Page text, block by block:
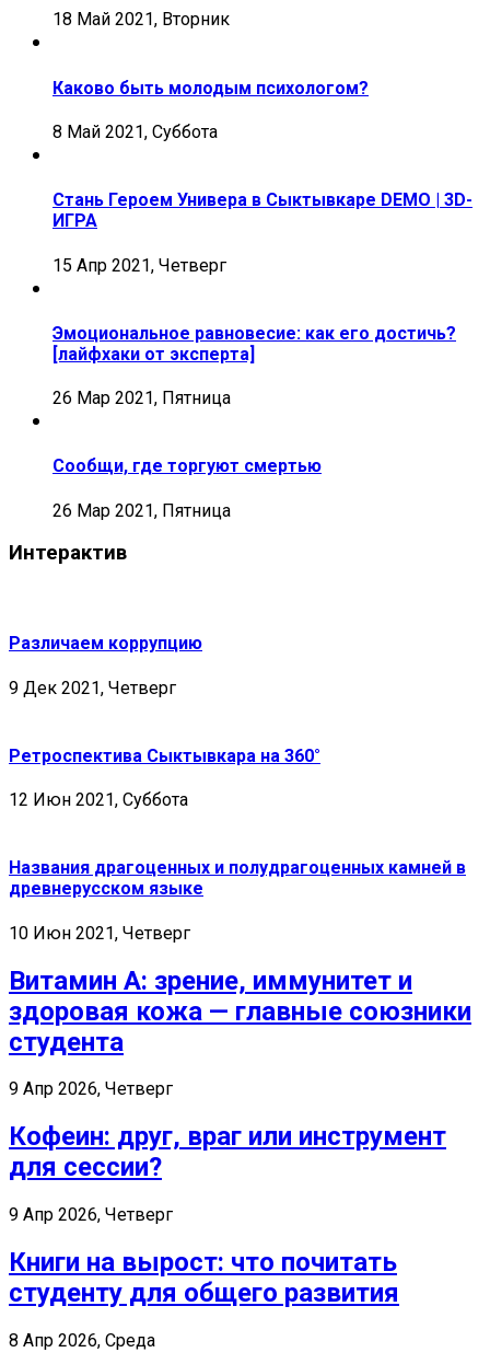
18 Май 2021, Вторник
Каково быть молодым психологом?
8 Май 2021, Суббота
Стань Героем Универа в Сыктывкаре DEMO | 3D-
ИГРА
15 Апр 2021, Четверг
Эмоциональное равновесие: как его достичь?
[лайфхаки от эксперта]
26 Мар 2021, Пятница
Сообщи, где торгуют смертью
26 Мар 2021, Пятница
Интерактив
Различаем коррупцию
9 Дек 2021, Четверг
Ретроспектива Сыктывкара на 360°
12 Июн 2021, Суббота
Названия драгоценных и полудрагоценных камней в
древнерусском языке
10 Июн 2021, Четверг
Витамин А: зрение, иммунитет и
здоровая кожа — главные союзники
студента
9 Апр 2026, Четверг
Кофеин: друг, враг или инструмент
для сессии?
9 Апр 2026, Четверг
Книги на вырост: что почитать
студенту для общего развития
8 Апр 2026, Среда